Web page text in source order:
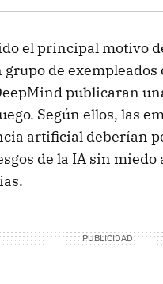
el principal motivo
grupo de exempleados
publicaran
Según ellos, las
artificial deberían
de la IA sin miedo